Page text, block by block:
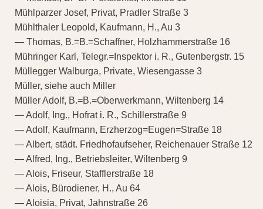
Mühlparzer Josef, Privat, Pradler Straße 3
Mühlthaler Leopold, Kaufmann, H., Au 3
— Thomas, B.=B.=Schaffner, Holzhammerstraße 16
Mühringer Karl, Telegr.=Inspektor i. R., Gutenbergstr. 15
Müllegger Walburga, Private, Wiesengasse 3
Müller, siehe auch Miller
Müller Adolf, B.=B.=Oberwerkmann, Wiltenberg 14
— Adolf, Ing., Hofrat i. R., Schillerstraße 9
— Adolf, Kaufmann, Erzherzog=Eugen=Straße 18
— Albert, städt. Friedhofaufseher, Reichenauer Straße 12
— Alfred, Ing., Betriebsleiter, Wiltenberg 9
— Alois, Friseur, Stafflerstraße 18
— Alois, Bürodiener, H., Au 64
— Aloisia, Privat, Jahnstraße 26